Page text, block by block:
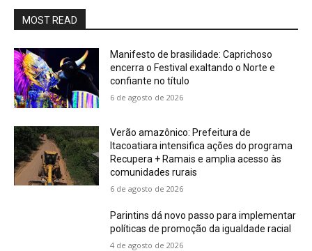
MOST READ
Manifesto de brasilidade: Caprichoso
encerra o Festival exaltando o Norte e
confiante no título
6 de agosto de 2026
Verão amazônico: Prefeitura de
Itacoatiara intensifica ações do programa
Recupera + Ramais e amplia acesso às
comunidades rurais
6 de agosto de 2026
Parintins dá novo passo para implementar
políticas de promoção da igualdade racial
4 de agosto de 2026